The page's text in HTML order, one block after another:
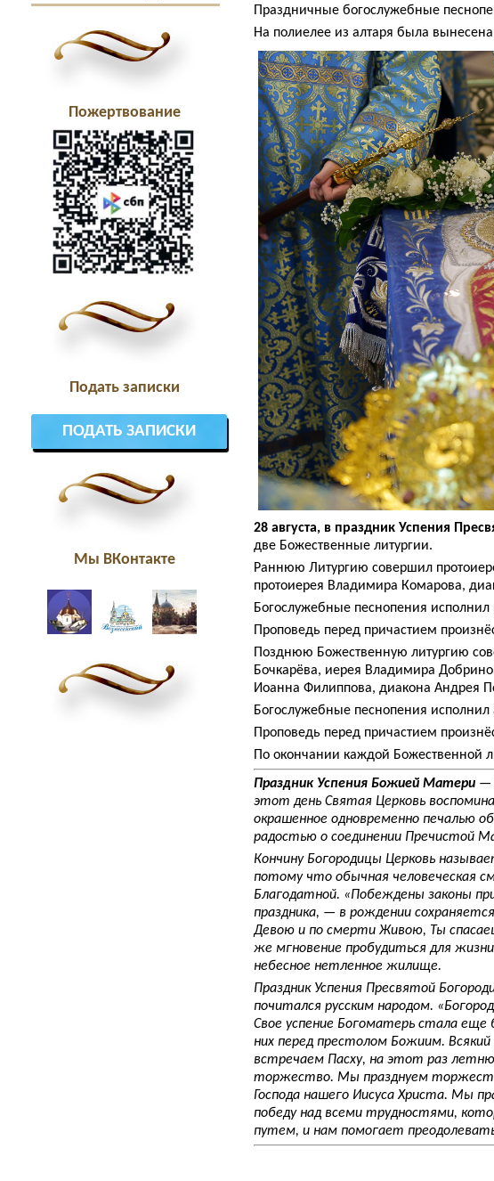
Праздничные богослужебные
На полиелее из алтаря была
28 августа, в праздник Успения
две Божественные литургии.
Раннюю Литургию совершил
протоиерея Владимира Комарова,
Богослужебные песнопения
Проповедь перед причастием
Позднюю Божественную литургию
Бочкарёва, иерея Владимира
Иоанна Филиппова, диакона Андрея
Богослужебные песнопения
Проповедь перед причастием
По окончании каждой Божественной
Праздник Успения Божией Матери —
этот день Святая Церковь
окрашенное одновременно печалью
радостью о соединении Пречистой
Кончину Богородицы Церковь
потому что обычная человеческая
Благодатной. «Побеждены законы
праздника, — в рождении
Девою и по смерти Живою, Ты
же мгновение пробудиться для
небесное нетленное жилище.
Праздник Успения Пресвятой
почитался русским народом.
Свое успение Богоматерь стала еще
них перед престолом Божиим.
встречаем Пасху, на этот раз
торжество. Мы празднуем
Господа нашего Иисуса Христа. Мы
победу над всеми трудностями,
путем, и нам помогает
Пожертвование
Подать записки
ПОДАТЬ ЗАПИСКИ
Мы ВКонтакте